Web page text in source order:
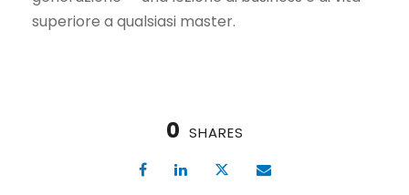
superiore a qualsiasi master.
0 SHARES